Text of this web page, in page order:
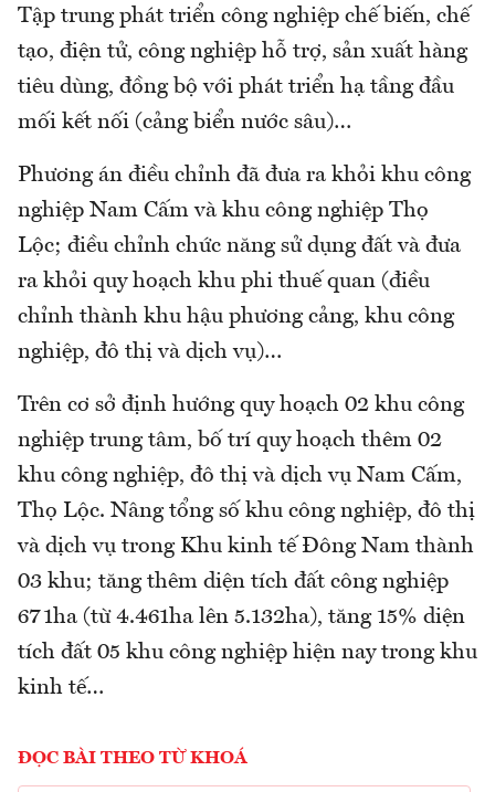
Tập trung phát triển công nghiệp chế biến, chế
tạo, điện tử, công nghiệp hỗ trợ, sản xuất hàng
tiêu dùng, đồng bộ với phát triển hạ tầng đầu
mối kết nối (cảng biển nước sâu)…
Phương án điều chỉnh đã đưa ra khỏi khu công
nghiệp Nam Cấm và khu công nghiệp Thọ
Lộc; điều chỉnh chức năng sử dụng đất và đưa
ra khỏi quy hoạch khu phi thuế quan (điều
chỉnh thành khu hậu phương cảng, khu công
nghiệp, đô thị và dịch vụ)…
Trên cơ sở định hướng quy hoạch 02 khu công
nghiệp trung tâm, bố trí quy hoạch thêm 02
khu công nghiệp, đô thị và dịch vụ Nam Cấm,
Thọ Lộc. Nâng tổng số khu công nghiệp, đô thị
và dịch vụ trong Khu kinh tế Đông Nam thành
03 khu; tăng thêm diện tích đất công nghiệp
671ha (từ 4.461ha lên 5.132ha), tăng 15% diện
tích đất 05 khu công nghiệp hiện nay trong khu
kinh tế…
ĐỌC BÀI THEO TỪ KHOÁ